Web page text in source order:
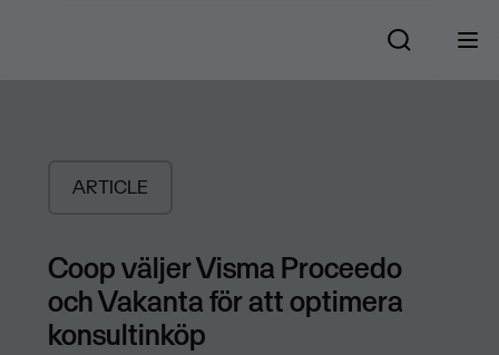
ARTICLE
Coop väljer Visma Proceedo
och Vakanta för att optimera
konsultinköp